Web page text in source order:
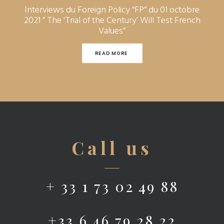
Interviews du Foreign Policy “FP” du 01 octobre
2021 ” The ‘Trial of the Century’ Will Test French
Values”
READ MORE
Call us
+ 33 1 73 02 49 88
+33 6 46 79 28 22